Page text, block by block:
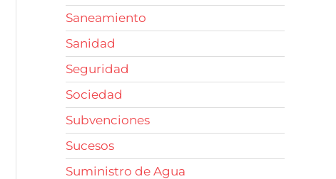
Saneamiento
Sanidad
Seguridad
Sociedad
Subvenciones
Sucesos
Suministro de Agua